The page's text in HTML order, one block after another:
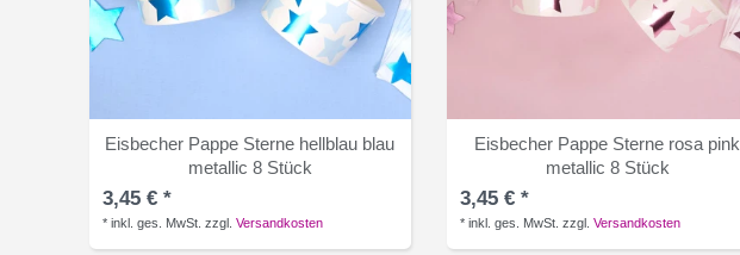
Eisbecher Pappe Sterne hellblau blau
metallic 8 Stück
3,45 € *
*inkl. ges. MwSt. zzgl.Versandkosten
Eisbecher Pappe Sterne rosa pink
metallic 8 Stück
3,45 € *
*inkl. ges. MwSt. zzgl.Versandkosten